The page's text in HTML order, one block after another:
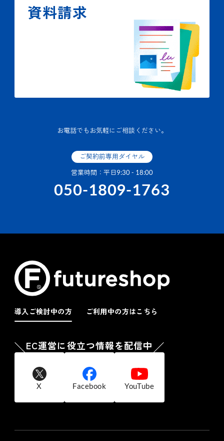
資料請求
お電話でもお気軽にご相談ください。
ご契約前専用ダイヤル
営業時間：平日9:30 - 18:00
050-1809-1763
導入ご検討中の方 ご利用中の方はこちら
EC運営に役立つ情報を配信中
X Facebook YouTube